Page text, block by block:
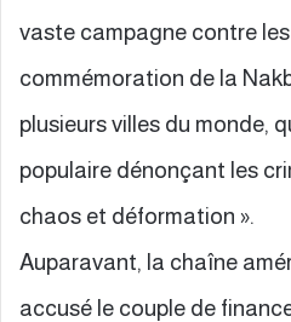
vaste campagne contre
commémoration de la
plusieurs villes du monde,
populaire dénonçant les
chaos et déformation ».
Auparavant, la chaîne
accusé le couple de